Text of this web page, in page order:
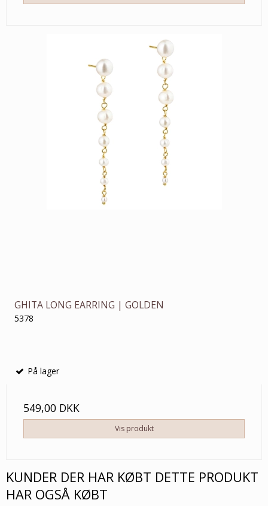
GHITA LONG EARRING | GOLDEN
5378
På lager
549,00 DKK
Vis produkt
KUNDER DER HAR KØBT DETTE PRODUKT
HAR OGSÅ KØBT